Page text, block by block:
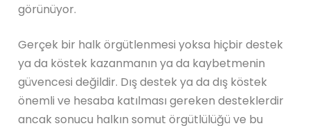
görünüyor.
Gerçek bir halk örgütlenmesi yoksa hiçbir destek
ya da köstek kazanmanın ya da kaybetmenin
güvencesi değildir. Dış destek ya da dış köstek
önemli ve hesaba katılması gereken desteklerdir
ancak sonucu halkın somut örgütlülüğü ve bu